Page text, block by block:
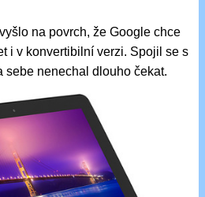
na povrch, že Google chce
i v konvertibilní verzi. Spojil se s
sebe nenechal dlouho čekat.